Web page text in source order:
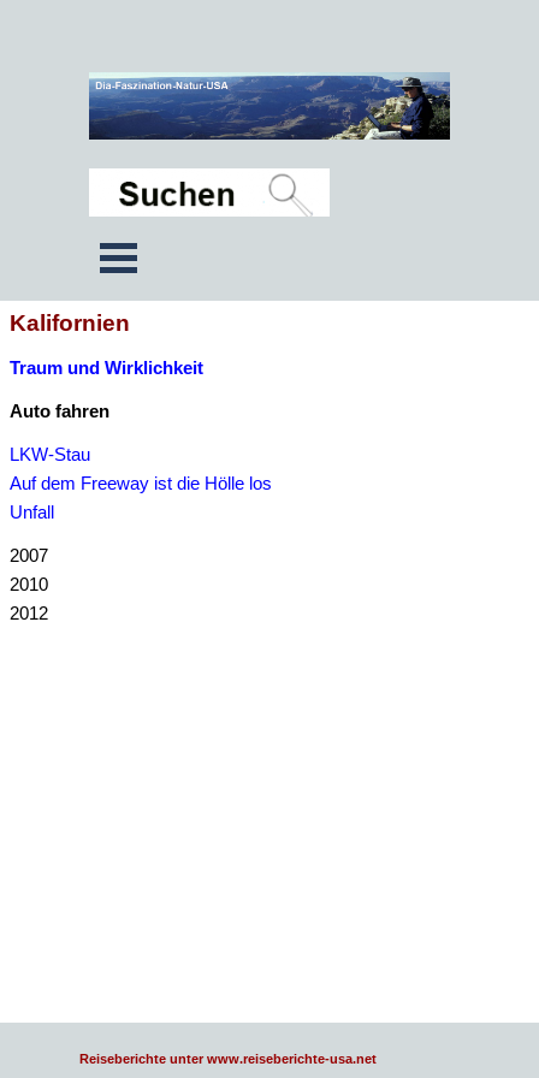
Kalifornien
Traum und Wirklichkeit
Auto fahren
LKW-Stau
Auf dem Freeway ist die Hölle los
Unfall
2007
2010
2012
Reiseberichte unter www.reiseberichte-usa.net